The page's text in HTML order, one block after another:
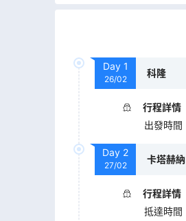
Day 1
26/02
科隆
行程詳情
出發時間
Day 2
27/02
卡塔赫納
行程詳情
抵達時間